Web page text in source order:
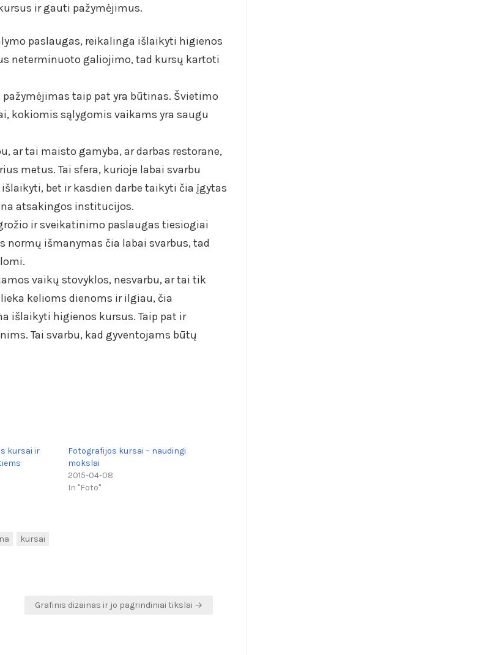
ir gauti pažymėjimus.
paslaugas, reikalinga išlaikyti higienos
neterminuoto galiojimo, tad kursų kartoti
taip pat yra būtinas. Švietimo
kokiomis sąlygomis vaikams yra saugu
ar tai maisto gamyba, ar darbas restorane,
metus. Tai sfera, kurioje labai svarbu
bet ir kasdien darbe taikyti čia įgytas
atsakingos institucijos.
ir sveikatinimo paslaugas tiesiogiai
normų išmanymas čia labai svarbus, tad
vaikų stovyklos, nesvarbu, ar tai tik
kelioms dienoms ir ilgiau, čia
išlaikyti higienos kursus. Taip pat ir
Tai svarbu, kad gyventojams būtų
kursai ir
Fotografijos kursai – naudingi
mokslai
2015-04-08
In "Foto"
kursai
Grafinis dizainas ir jo pagrindiniai tikslai →